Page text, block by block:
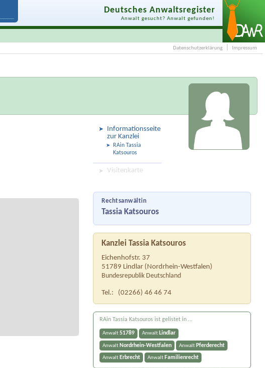
Deutsches Anwaltsregister
Anwalt gesucht? Anwalt gefunden!
Datenschutzerklärung Impressum
Informationsseite
zur Kanzlei
RAin Tassia
Katsouros
Visitenkarte
Rechtsanwältin
Tassia Katsouros
Kanzlei Tassia Katsouros
Eichenhofstr. 37
51789 Lindlar (Nordrhein-Westfalen)
Bundesrepublik Deutschland
Tel.: (02266) 46 46 74
RAin Tassia Katsouros ist gelistet in ...
Anwalt51789 AnwaltLindlar
Anwalt Nordrhein-Westfalen Anwalt Pferderecht
Anwalt Erbrecht Anwalt Familienrecht